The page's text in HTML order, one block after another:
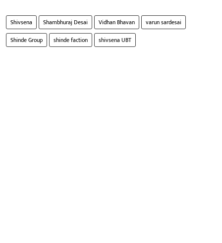
Shivsena Shambhuraj Desai Vidhan Bhavan
varun sardesai
Shinde Group
shinde faction shivsena UBT